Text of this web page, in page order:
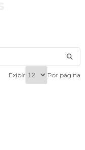
Exibir Por página